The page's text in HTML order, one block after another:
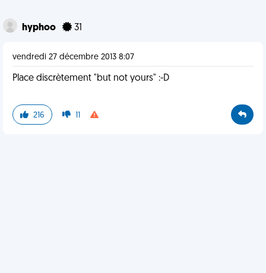
hyphoo 31
vendredi 27 décembre 2013 8:07
Place discrètement "but not yours" :-D
216 11